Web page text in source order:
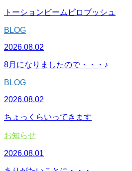
トーションビームピロブッシュ
BLOG
2026.08.02
8月になりましたので・・・♪
BLOG
2026.08.02
ちょっくらいってきます
お知らせ
2026.08.01